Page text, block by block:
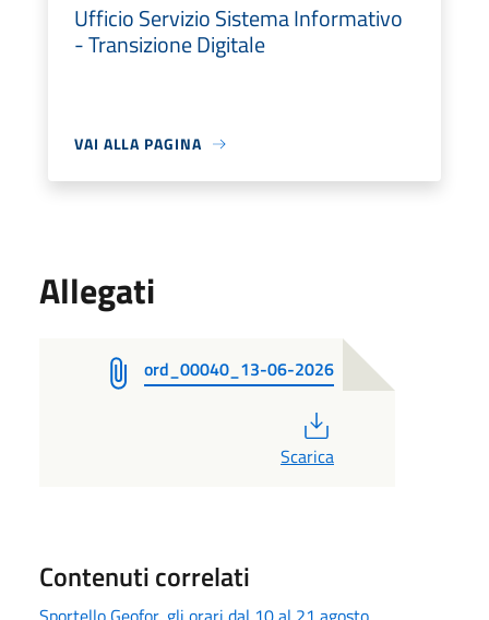
Ufficio Servizio Sistema Informativo
- Transizione Digitale
VAI ALLA PAGINA
Allegati
ord_00040_13-06-2026
Scarica
Contenuti correlati